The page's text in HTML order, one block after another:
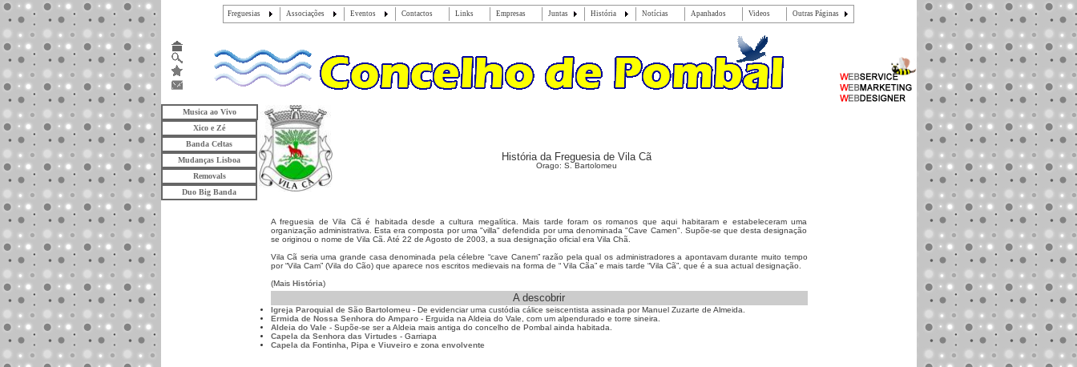
Freguesias Associações Eventos Contactos Links Empresas Juntas História Notícias Apanhados Videos Outras Páginas
Musica ao Vivo
Xico e Zé
Banda Celtas
Mudanças Lisboa
Removals
Duo Big Banda
História da Freguesia de Vila Cã
Orago: S. Bartolomeu
A freguesia de Vila Cã é habitada desde a cultura megalítica. Mais tarde foram os romanos que aqui habitaram e estabeleceram uma
organização administrativa. Esta era composta por uma "villa" defendida por uma denominada "Cave Camen". Supõe-se que desta designação
se originou o nome de Vila Cã. Até 22 de Agosto de 2003, a sua designação oficial era Vila Chã.
Vila Cã seria uma grande casa denominada pela célebre “cave Canem” razão pela qual os administradores a apontavam durante muito tempo
por “Vila Cam” (Vila do Cão) que aparece nos escritos medievais na forma de “ Vila Cãa” e mais tarde “Vila Cã”, que é a sua actual designação.
(Mais História)
A descobrir
Igreja Paroquial de São Bartolomeu- De evidenciar uma custódia cálice seiscentista assinada por Manuel Zuzarte de Almeida.
Ermida de Nossa Senhora do Amparo- Erguida na Aldeia do Vale, com um alpendurado e torre sineira.
Aldeia do Vale - Supõe-se ser a Aldeia mais antiga do concelho de Pombal ainda habitada.
Capela da Senhora das Virtudes - Garriapa
Capela da Fontinha, Pipa e Viuveiro e zona envolvente